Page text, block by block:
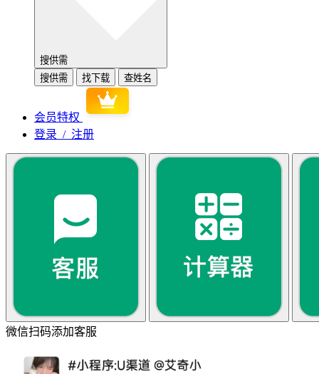
搜供需
搜供需
找下载 查姓名
会员特权
登录 / 注册
微信扫码添加客服